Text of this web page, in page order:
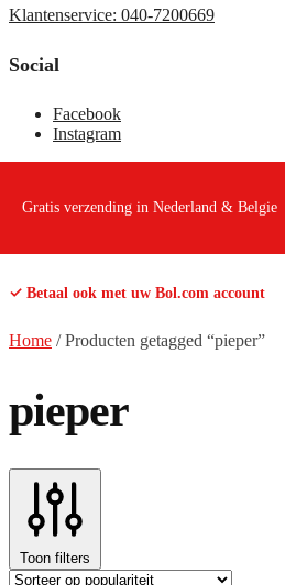
Klantenservice: 040-7200669
Social
Facebook
Instagram
Gratis verzending in Nederland & Belgie
✓ Betaal ook met uw Bol.com account
Home /Producten getagged “pieper”
pieper
Toon filters